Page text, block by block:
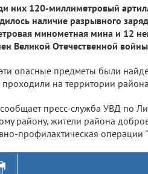
них 120-миллиметровый
наличие разрывного
минометная мина и 12
Великой Отечественной
опасные предметы были
на территории
пресс-служба УВД по
району, жители района
профилактическая операции